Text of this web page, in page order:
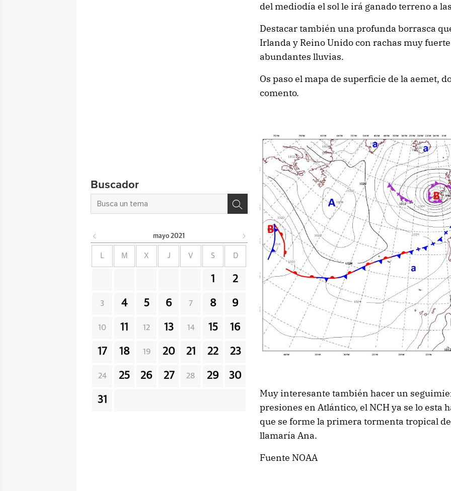
del mediodía el sol le irá ganado terreno a
Destacar también una profunda borrasca
Irlanda y Reino Unido con rachas muy
abundantes lluvias.
Os paso el mapa de superficie de la aemet,
comento.
Muy interesante también hacer un
presiones en Atlántico, el NCH ya se lo esta
que se forme la primera tormenta tropical
llamaría Ana.
Fuente NOAA
Buscador
mayo 2021
L M X J V S D
1 2
3 4 5 6 7 8 9
10 11 12 13 14 15 16
17 18 19 20 21 22 23
24 25 26 27 28 29 30
31